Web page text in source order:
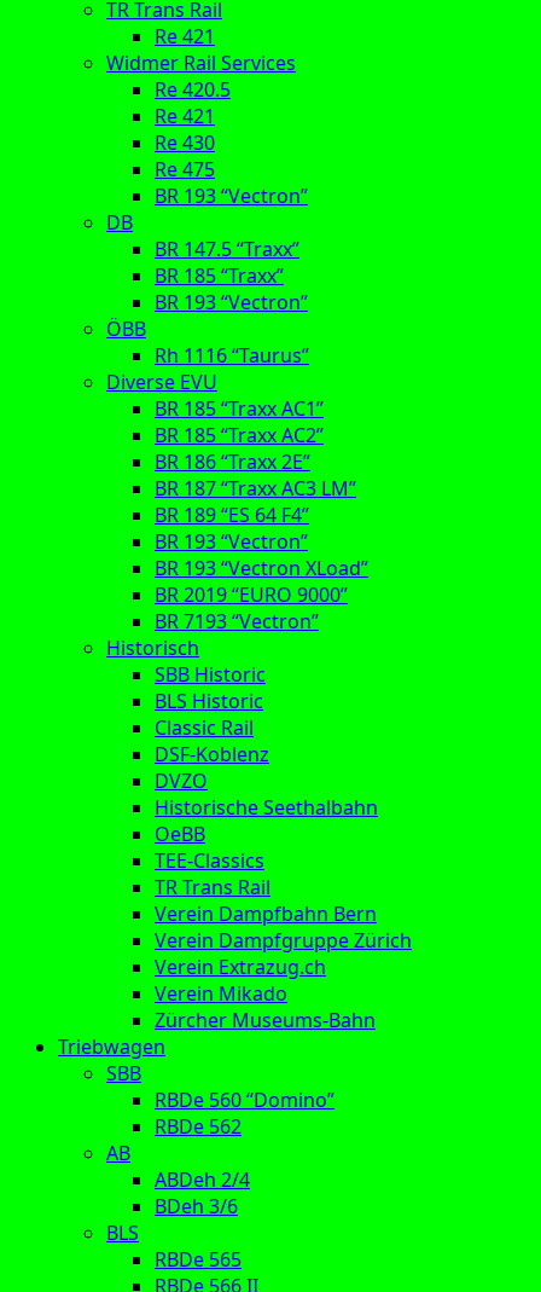
TR Trans Rail
Re 421
Widmer Rail Services
Re 420.5
Re 421
Re 430
Re 475
BR 193 “Vectron”
DB
BR 147.5 “Traxx”
BR 185 “Traxx”
BR 193 “Vectron”
ÖBB
Rh 1116 “Taurus”
Diverse EVU
BR 185 “Traxx AC1”
BR 185 “Traxx AC2”
BR 186 “Traxx 2E”
BR 187 “Traxx AC3 LM”
BR 189 “ES 64 F4”
BR 193 “Vectron”
BR 193 “Vectron XLoad”
BR 2019 “EURO 9000”
BR 7193 “Vectron”
Historisch
SBB Historic
BLS Historic
Classic Rail
DSF-Koblenz
DVZO
Historische Seethalbahn
OeBB
TEE-Classics
TR Trans Rail
Verein Dampfbahn Bern
Verein Dampfgruppe Zürich
Verein Extrazug.ch
Verein Mikado
Zürcher Museums-Bahn
Triebwagen
SBB
RBDe 560 “Domino”
RBDe 562
AB
ABDeh 2/4
BDeh 3/6
BLS
RBDe 565
RBDe 566 II